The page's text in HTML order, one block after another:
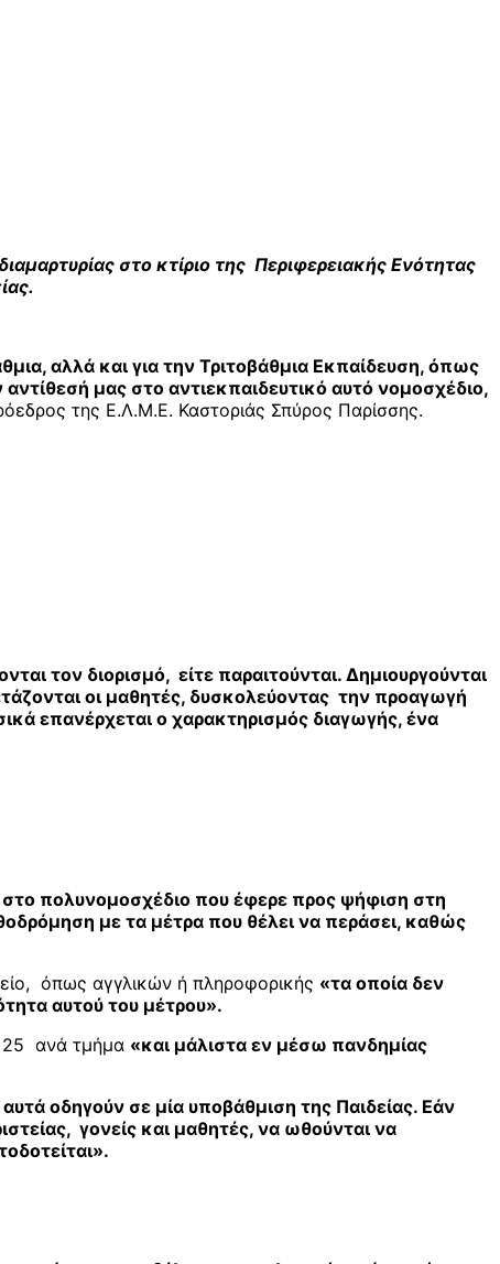
στο κτίριο της Περιφερειακής Ενότητας
αλλά και για την Τριτοβάθμια Εκπαίδευση, όπως
μας στο αντιεκπαιδευτικό αυτό νομοσχέδιο,
της Ε.Λ.Μ.Ε. Καστοριάς Σπύρος Παρίσσης.
τον διορισμό, είτε παραιτούνται. Δημιουργούνται
οι μαθητές, δυσκολεύοντας την προαγωγή
επανέρχεται ο χαρακτηρισμός διαγωγής, ένα
πολυνομοσχέδιο που έφερε προς ψήφιση στη
με τα μέτρα που θέλει να περάσει, καθώς
όπως αγγλικών ή πληροφορικής «τα οποία δεν
αυτού του μέτρου».
25 ανά τμήμα «και μάλιστα εν μέσω πανδημίας
οδηγούν σε μία υποβάθμιση της Παιδείας. Εάν
γονείς και μαθητές, να ωθούνται να